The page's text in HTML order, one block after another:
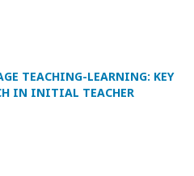
TEACHING-LEARNING: KEY
IN INITIAL TEACHER